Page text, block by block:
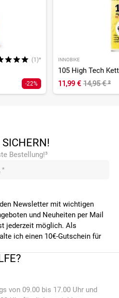
(1)*
-22%
INNOBIKE
11,99 € 14,95 €²
Bestellung!³
*
Newsletter mit wichtigen
und Neuheiten per Mail
jederzeit möglich. Als
ich einen 10€-Gutschein für
von 09.00 bis 17.00 Uhr und